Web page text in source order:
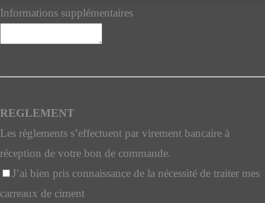
Informations supplémentaires
Number*
REGLEMENT
Les règlements s’effectuent par virement bancaire à
réception de votre bon de commande.
J’ai bien pris connaissance de la nécessité de traiter mes
carreaux de ciment